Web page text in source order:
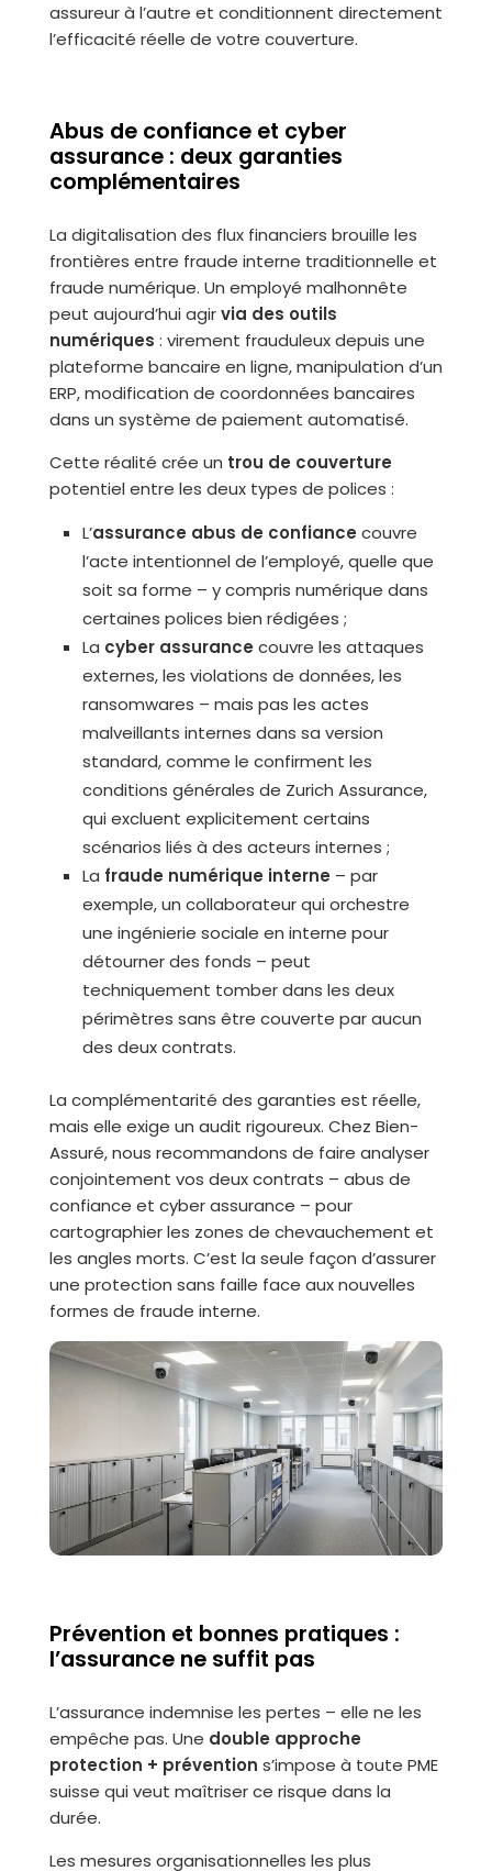
assureur à l’autre et conditionnent directement
l’efficacité réelle de votre couverture.
Abus de confiance et cyber
assurance : deux garanties
complémentaires
La digitalisation des flux financiers brouille les
frontières entre fraude interne traditionnelle et
fraude numérique. Un employé malhonnête
peut aujourd’hui agirvia des outils
numériques : virement frauduleux depuis une
plateforme bancaire en ligne, manipulation d’un
ERP, modification de coordonnées bancaires
dans un système de paiement automatisé.
Cette réalité crée un trou de couverture
potentiel entre les deux types de polices :
L’assurance abus de confiance couvre
l’acte intentionnel de l’employé, quelle que
soit sa forme – y compris numérique dans
certaines polices bien rédigées ;
La cyber assurance couvre les attaques
externes, les violations de données, les
ransomwares – mais pas les actes
malveillants internes dans sa version
standard, comme le confirment les
conditions générales de Zurich Assurance,
qui excluent explicitement certains
scénarios liés à des acteurs internes ;
La fraude numérique interne – par
exemple, un collaborateur qui orchestre
une ingénierie sociale en interne pour
détourner des fonds – peut
techniquement tomber dans les deux
périmètres sans être couverte par aucun
des deux contrats.
La complémentarité des garanties est réelle,
mais elle exige un audit rigoureux. Chez Bien-
Assuré, nous recommandons de faire analyser
conjointement vos deux contrats – abus de
confiance et cyber assurance – pour
cartographier les zones de chevauchement et
les angles morts. C’est la seule façon d’assurer
une protection sans faille face aux nouvelles
formes de fraude interne.
Prévention et bonnes pratiques :
l’assurance ne suffit pas
L’assurance indemnise les pertes – elle ne les
empêche pas. Une double approche
protection + prévention s’impose à toute PME
suisse qui veut maîtriser ce risque dans la
durée.
Les mesures organisationnelles les plus